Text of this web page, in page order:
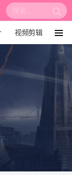
搜
索:
视频剪辑
计